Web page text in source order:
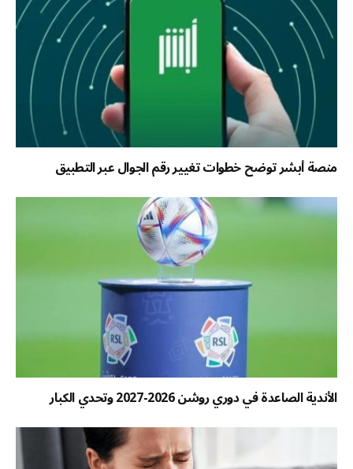
منصة أبشر توضح خطوات تغيير رقم الجوال عبر التطبيق
الأندية الصاعدة في دوري روشن 2026-2027 وتحدي الكبار